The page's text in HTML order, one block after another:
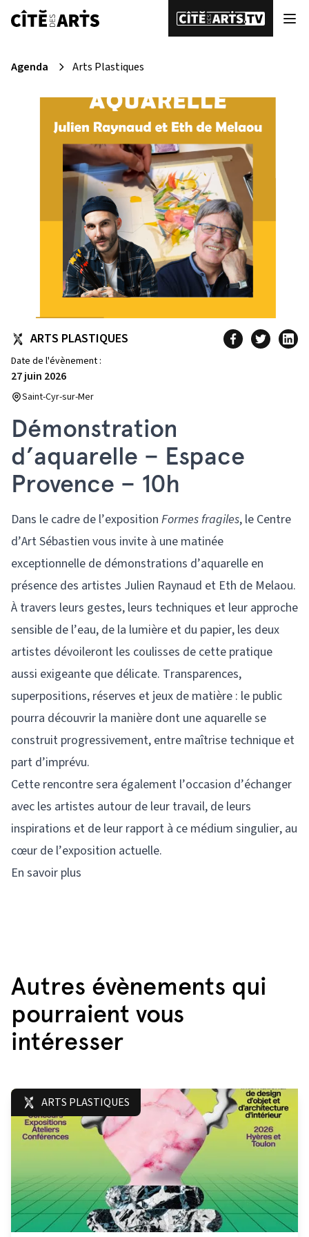
Agenda Arts Plastiques
ARTS PLASTIQUES
Date de l'évènement :
27 juin 2026
Saint-Cyr-sur-Mer
Démonstration
d’aquarelle – Espace
Provence – 10h
Dans le cadre de l’exposition Formes fragiles, le Centre
d’Art Sébastien vous invite à une matinée
exceptionnelle de démonstrations d’aquarelle en
présence des artistes Julien Raynaud et Eth de Melaou.
À travers leurs gestes, leurs techniques et leur approche
sensible de l’eau, de la lumière et du papier, les deux
artistes dévoileront les coulisses de cette pratique
aussi exigeante que délicate. Transparences,
superpositions, réserves et jeux de matière : le public
pourra découvrir la manière dont une aquarelle se
construit progressivement, entre maîtrise technique et
part d’imprévu.
Cette rencontre sera également l’occasion d’échanger
avec les artistes autour de leur travail, de leurs
inspirations et de leur rapport à ce médium singulier, au
cœur de l’exposition actuelle.
En savoir plus
Autres évènements qui
pourraient vous
intéresser
ARTS PLASTIQUES